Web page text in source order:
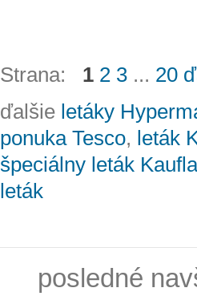
Strana: 1 2 3 ... 20
ďalšie letáky
ponuka Tesco, leták
špeciálny leták
leták
posledné